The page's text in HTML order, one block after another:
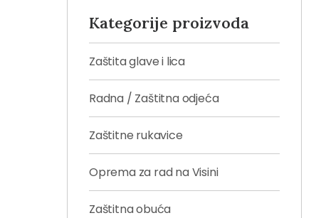
Kategorije proizvoda
Zaštita glave i lica
Radna / Zaštitna odjeća
Zaštitne rukavice
Oprema za rad na Visini
Zaštitna obuća